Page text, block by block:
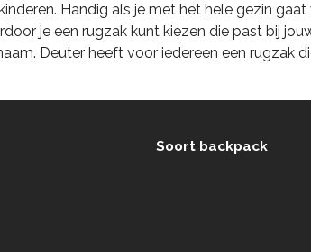
Handig als je met het hele gezin
je een rugzak kunt kiezen die past bij
Deuter heeft voor iedereen een rugzak
Soort backpack